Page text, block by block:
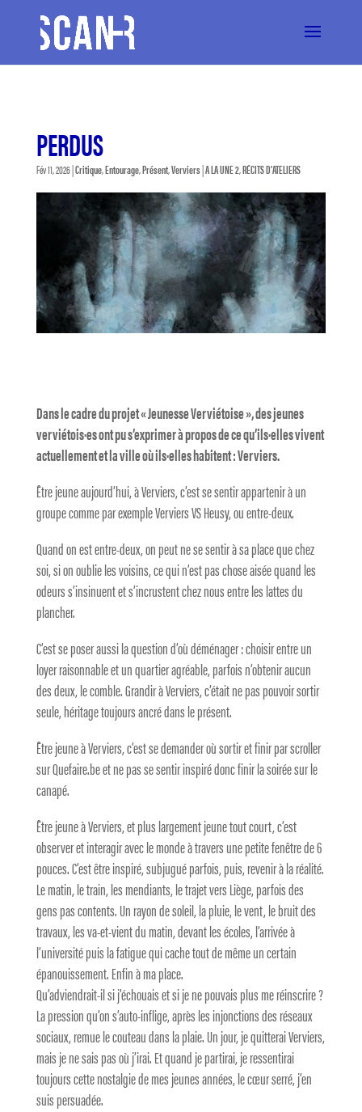
PERDUS
Fév 11, 2026|Critique,Entourage,Présent,Verviers|A LA UNE 2,RÉCITS D'ATELIERS
Dans le cadre du projet « Jeunesse Verviétoise », des jeunes
verviétois·es ont pu s’exprimer à propos de ce qu’ils·elles vivent
actuellement et la ville où ils·elles habitent : Verviers.
Être jeune aujourd’hui, à Verviers, c’est se sentir appartenir à un
groupe comme par exemple Verviers VS Heusy, ou entre-deux.
Quand on est entre-deux, on peut ne se sentir à sa place que chez
soi, si on oublie les voisins, ce qui n’est pas chose aisée quand les
odeurs s’insinuent et s’incrustent chez nous entre les lattes du
plancher.
C’est se poser aussi la question d’où déménager : choisir entre un
loyer raisonnable et un quartier agréable, parfois n’obtenir aucun
des deux, le comble. Grandir à Verviers, c’était ne pas pouvoir sortir
seule, héritage toujours ancré dans le présent.
Être jeune à Verviers, c’est se demander où sortir et finir par scroller
sur Quefaire.be et ne pas se sentir inspiré donc finir la soirée sur le
canapé.
Être jeune à Verviers, et plus largement jeune tout court, c’est
observer et interagir avec le monde à travers une petite fenêtre de 6
pouces. C’est être inspiré, subjugué parfois, puis, revenir à la réalité.
Le matin, le train, les mendiants, le trajet vers Liège, parfois des
gens pas contents. Un rayon de soleil, la pluie, le vent, le bruit des
travaux, les va-et-vient du matin, devant les écoles, l’arrivée à
l’université puis la fatigue qui cache tout de même un certain
épanouissement. Enfin à ma place.
Qu’adviendrait-il si j’échouais et si je ne pouvais plus me réinscrire ?
La pression qu’on s’auto-inflige, après les injonctions des réseaux
sociaux, remue le couteau dans la plaie. Un jour, je quitterai Verviers,
mais je ne sais pas où j’irai. Et quand je partirai, je ressentirai
toujours cette nostalgie de mes jeunes années, le cœur serré, j’en
suis persuadée.